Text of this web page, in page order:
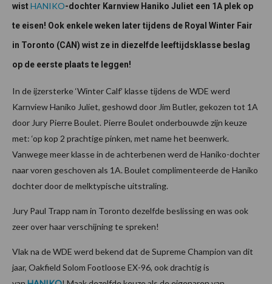
wistHANIKO-dochter Karnview Haniko Juliet een 1A plek op
te eisen! Ook enkele weken later tijdens de Royal Winter Fair
in Toronto (CAN) wist ze in diezelfde leeftijdsklasse beslag
op de eerste plaats te leggen!
In de ijzersterke ‘Winter Calf’ klasse tijdens de WDE werd
Karnview Haniko Juliet, geshowd door Jim Butler, gekozen tot 1A
door Jury Pierre Boulet. Pierre Boulet onderbouwde zijn keuze
met: ‘op kop 2 prachtige pinken, met name het beenwerk.
Vanwege meer klasse in de achterbenen werd de Haniko-dochter
naar voren geschoven als 1A. Boulet complimenteerde de Haniko
dochter door de melktypische uitstraling.
Jury Paul Trapp nam in Toronto dezelfde beslissing en was ook
zeer over haar verschijning te spreken!
Vlak na de WDE werd bekend dat de Supreme Champion van dit
jaar, Oakfield Solom Footloose EX-96, ook drachtig is